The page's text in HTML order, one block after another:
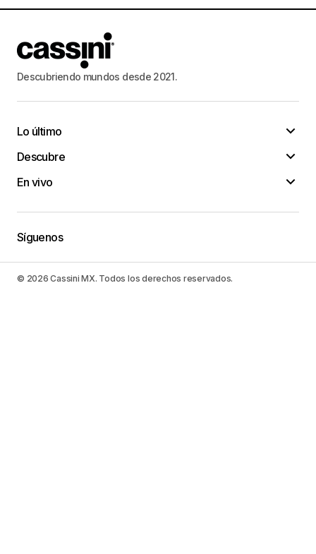
Descubriendo mundos desde 2021.
Lo último
Descubre
En vivo
Síguenos
© 2026 Cassini MX. Todos los derechos reservados.